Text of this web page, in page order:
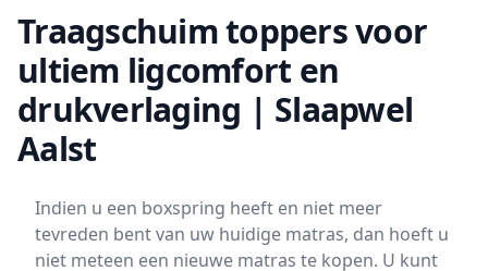
Traagschuim toppers voor
ultiem ligcomfort en
drukverlaging | Slaapwel
Aalst
Indien u een boxspring heeft en niet meer
tevreden bent van uw huidige matras, dan hoeft u
niet meteen een nieuwe matras te kopen. U kunt